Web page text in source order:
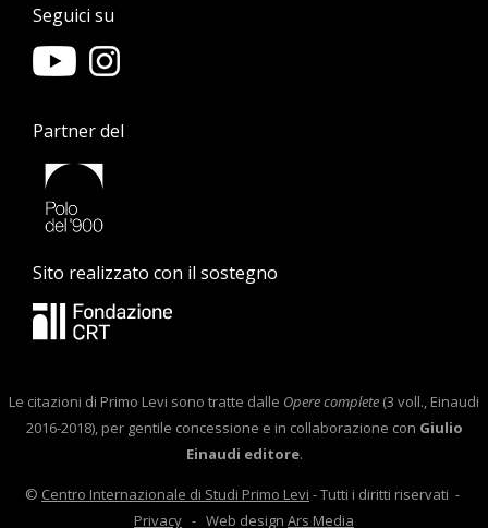
Seguici su
Partner del
Sito realizzato con il sostegno
Le citazioni di Primo Levi sono tratte dalle Opere complete (3 voll., Einaudi
2016-2018), per gentile concessione e in collaborazione con Giulio
Einaudi editore.
© Centro Internazionale di Studi Primo Levi - Tutti i diritti riservati -
Privacy - Web design Ars Media